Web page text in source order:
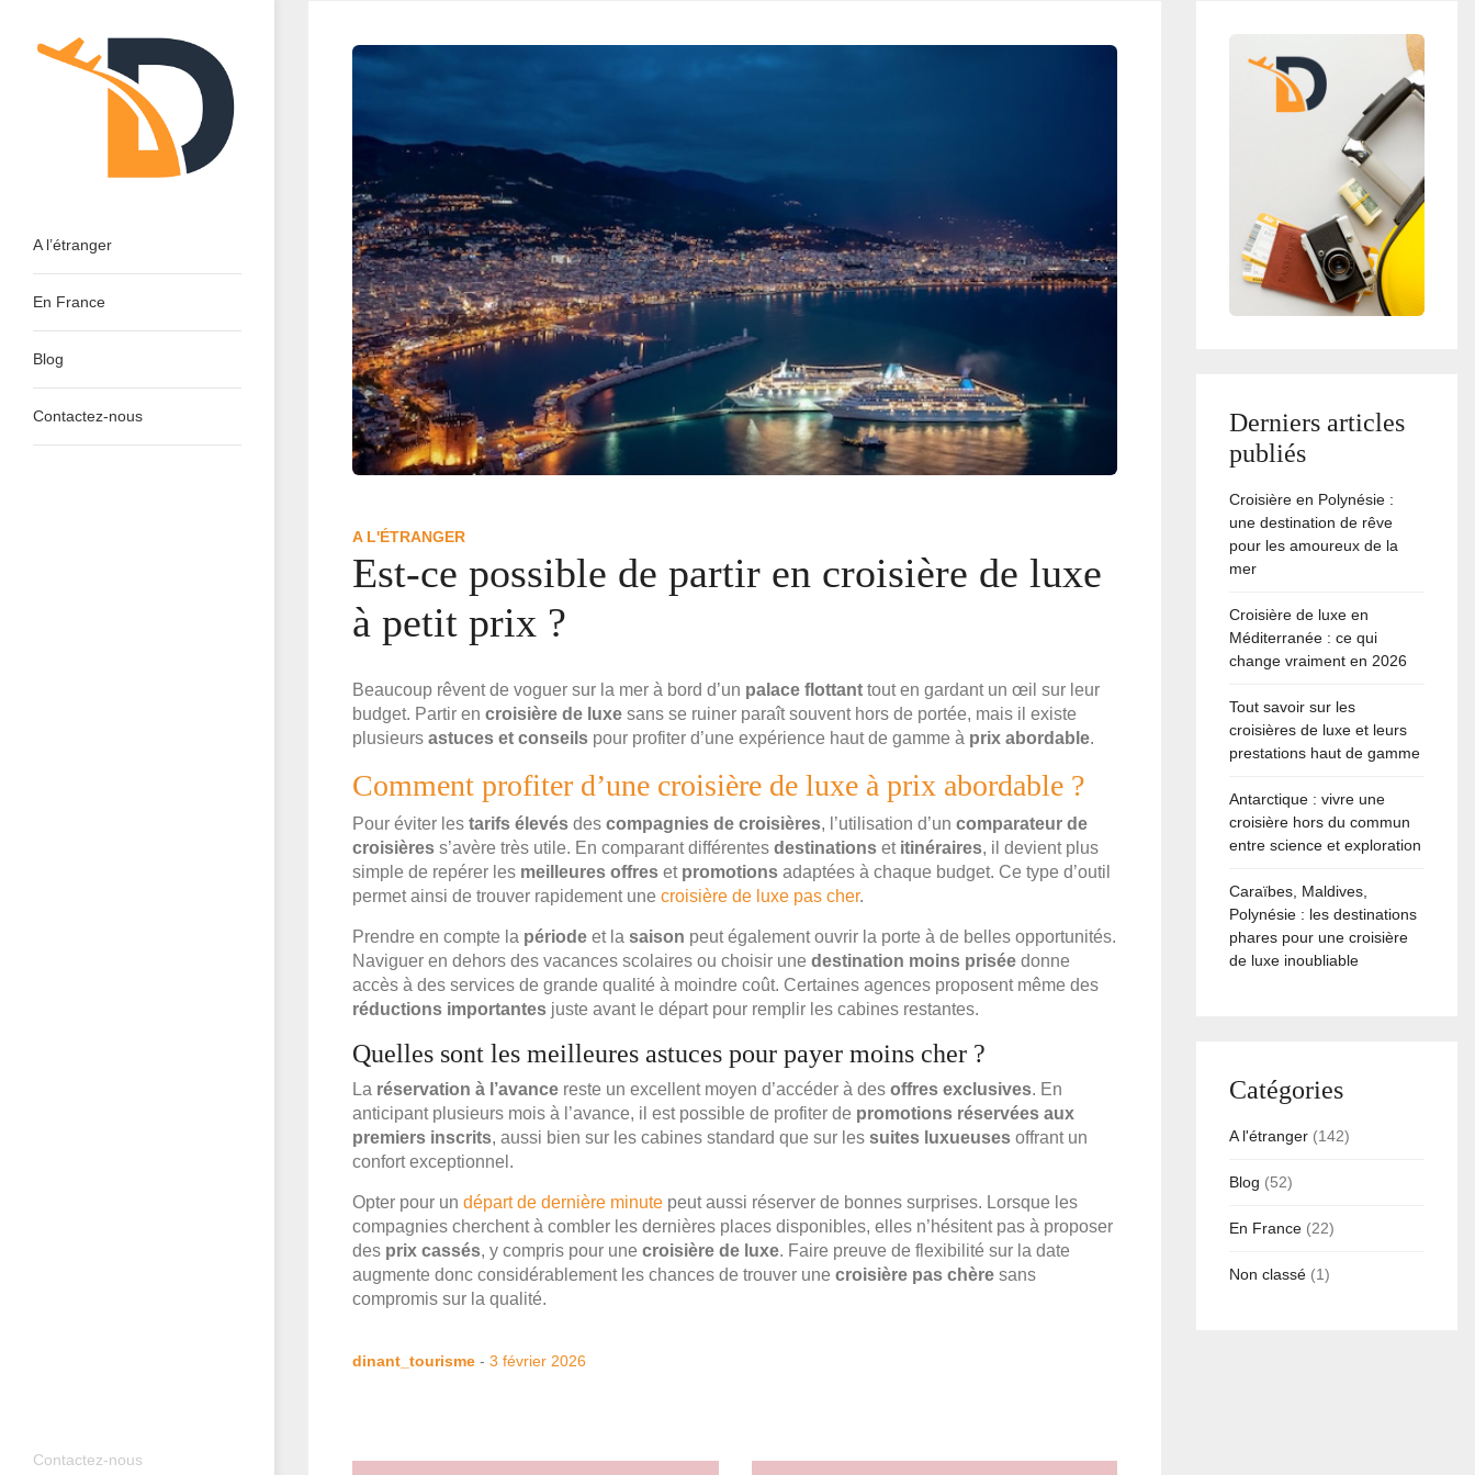
content
A l’étranger
En France
Blog
Contactez-nous
Contactez-nous
A L'ÉTRANGER
Est-ce possible de partir en croisière de luxe
à petit prix ?
Beaucoup rêvent de voguer sur la mer à bord d’un palace flottant tout en gardant un œil sur leur
budget. Partir en croisière de luxe sans se ruiner paraît souvent hors de portée, mais il existe
plusieurs astuces et conseils pour profiter d’une expérience haut de gamme à prix abordable.
Comment profiter d’une croisière de luxe à prix abordable ?
Pour éviter les tarifs élevés des compagnies de croisières, l’utilisation d’un comparateur de
croisières s’avère très utile. En comparant différentes destinations et itinéraires, il devient plus
simple de repérer les meilleures offres et promotions adaptées à chaque budget. Ce type d’outil
permet ainsi de trouver rapidement une croisière de luxe pas cher.
Prendre en compte la période et la saison peut également ouvrir la porte à de belles opportunités.
Naviguer en dehors des vacances scolaires ou choisir une destination moins prisée donne
accès à des services de grande qualité à moindre coût. Certaines agences proposent même des
réductions importantes juste avant le départ pour remplir les cabines restantes.
Quelles sont les meilleures astuces pour payer moins cher ?
La réservation à l’avance reste un excellent moyen d’accéder à des offres exclusives. En
anticipant plusieurs mois à l’avance, il est possible de profiter de promotions réservées aux
premiers inscrits, aussi bien sur les cabines standard que sur les suites luxueuses offrant un
confort exceptionnel.
Opter pour un départ de dernière minute peut aussi réserver de bonnes surprises. Lorsque les
compagnies cherchent à combler les dernières places disponibles, elles n’hésitent pas à proposer
des prix cassés, y compris pour une croisière de luxe. Faire preuve de flexibilité sur la date
augmente donc considérablement les chances de trouver une croisière pas chère sans
compromis sur la qualité.
dinant_tourisme - 3 février 2026
Derniers articles
publiés
Croisière en Polynésie :
une destination de rêve
pour les amoureux de la
mer
Croisière de luxe en
Méditerranée : ce qui
change vraiment en 2026
Tout savoir sur les
croisières de luxe et leurs
prestations haut de gamme
Antarctique : vivre une
croisière hors du commun
entre science et exploration
Caraïbes, Maldives,
Polynésie : les destinations
phares pour une croisière
de luxe inoubliable
Catégories
A l'étranger (142)
Blog (52)
En France (22)
Non classé (1)